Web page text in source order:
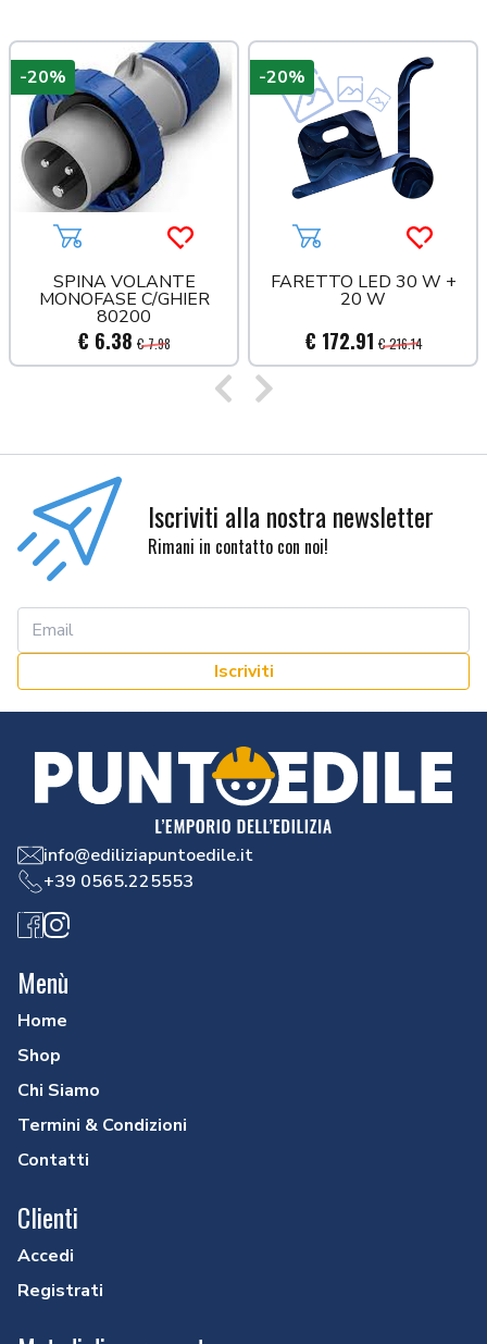
più tardi
Aggiungi al carrelloAcquista più tardi
SPINA VOLANTE
MONOFASE C/GHIER
80200
€ 6.38 € 7.98
-20%
Aggiungi al carrello
FARETTO LED 30 W +
20 W
€ 172.91 € 216.14
-20%
Iscriviti alla nostra newsletter
Rimani in contatto con noi!
Iscriviti
info@ediliziapuntoedile.it
+39 0565.225553
Facebook
Instagram
Menù
Home
Shop
Chi Siamo
Termini & Condizioni
Contatti
Clienti
Accedi
Registrati